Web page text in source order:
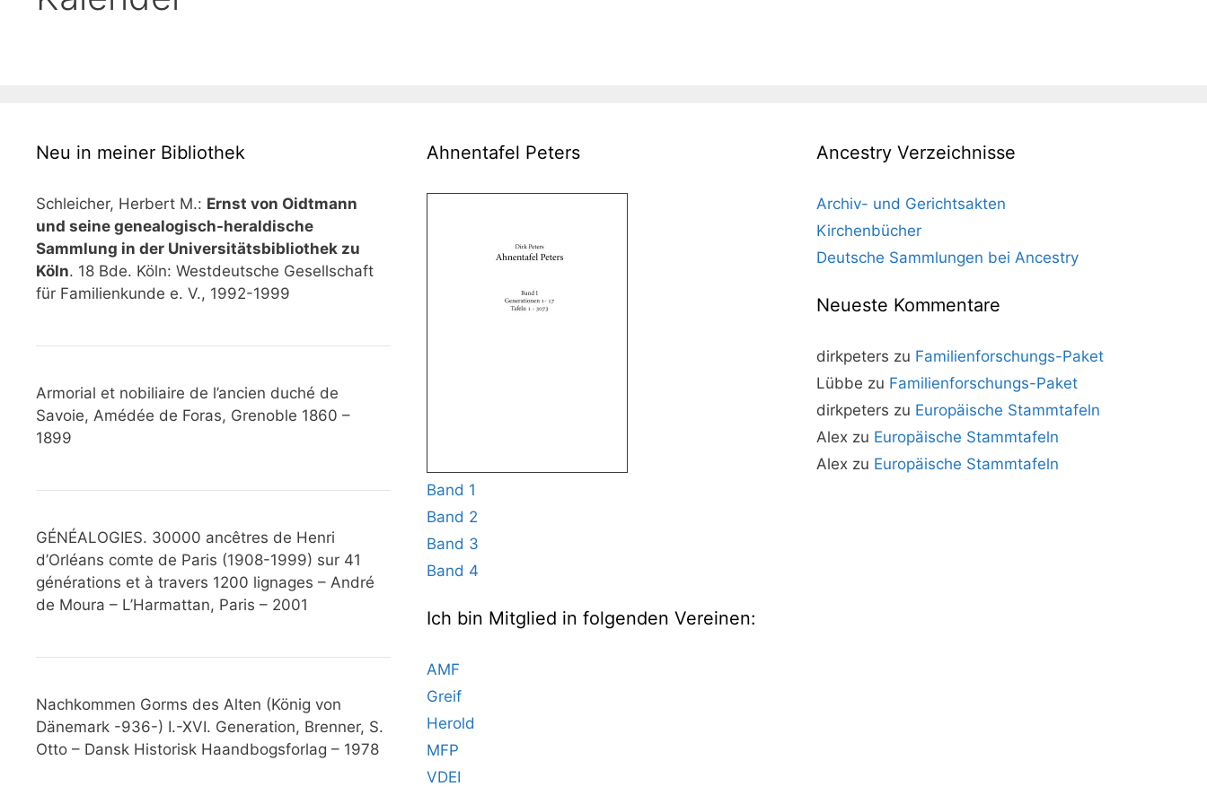
Neu in meiner Bibliothek
Schleicher, Herbert M.: Ernst von Oidtmann
und seine genealogisch-heraldische
Sammlung in der Universitätsbibliothek zu
Köln. 18 Bde. Köln: Westdeutsche Gesellschaft
für Familienkunde e. V., 1992-1999
Armorial et nobiliaire de l’ancien duché de
Savoie, Amédée de Foras, Grenoble 1860 –
1899
GÉNÉALOGIES. 30000 ancêtres de Henri
d’Orléans comte de Paris (1908-1999) sur 41
générations et à travers 1200 lignages – André
de Moura – L’Harmattan, Paris – 2001
Nachkommen Gorms des Alten (König von
Dänemark -936-) I.-XVI. Generation, Brenner, S.
Otto – Dansk Historisk Haandbogsforlag – 1978
Ahnentafel Peters
Band 1
Band 2
Band 3
Band 4
Ich bin Mitglied in folgenden Vereinen:
AMF
Greif
Herold
MFP
VDEI
Ancestry Verzeichnisse
Archiv- und Gerichtsakten
Kirchenbücher
Deutsche Sammlungen bei Ancestry
Neueste Kommentare
dirkpeters zu Familienforschungs-Paket
Lübbe zu Familienforschungs-Paket
dirkpeters zu Europäische Stammtafeln
Alex zu Europäische Stammtafeln
Alex zu Europäische Stammtafeln